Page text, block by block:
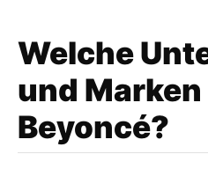
Welche
und
Beyoncé?